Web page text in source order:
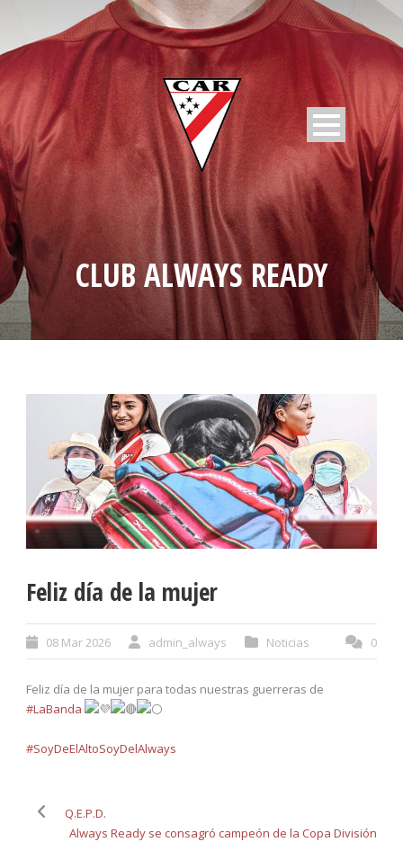
CLUB ALWAYS READY
Feliz día de la mujer
08 Mar 2026 admin_always Noticias 0
Feliz día de la mujer para todas nuestras guerreras de
#LaBanda
#SoyDeElAltoSoyDelAlways
Q.E.P.D.
Always Ready se consagró campeón de la Copa División